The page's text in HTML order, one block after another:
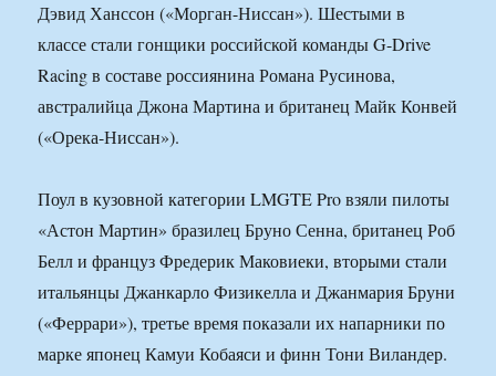
Дэвид Ханссон («Морган-Ниссан»). Шестыми в
классе стали гонщики российской команды G-Drive
Racing в составе россиянина Романа Русинова,
австралийца Джона Мартина и британец Майк Конвей
(«Орека-Ниссан»).
Поул в кузовной категории LMGTE Pro взяли пилоты
«Астон Мартин» бразилец Бруно Сенна, британец Роб
Белл и француз Фредерик Маковиеки, вторыми стали
итальянцы Джанкарло Физикелла и Джанмария Бруни
(«Феррари»), третье время показали их напарники по
марке японец Камуи Кобаяси и финн Тони Виландер.